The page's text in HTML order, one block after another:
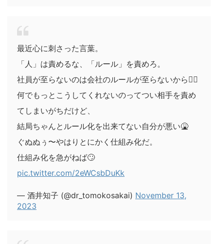
最近心に刺さった言葉。
「人」は責めるな、「ルール」を責めろ。
社員が至らないのは会社のルールが至らないから🙅‍♀️
何でもっとこうしてくれないのってつい相手を責め
てしまいがちだけど、
結局ちゃんとルール化を出来てない自分が悪い🤮
ぐぬぬぅ〜やはりとにかく仕組み化だ。
仕組み化を急がねば🙄
pic.twitter.com/2eWCsbDuKk
— 酒井知子 (@dr_tomokosakai) November 13,
2023